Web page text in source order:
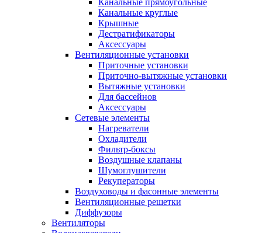
Канальные прямоугольные
Канальные круглые
Крышные
Дестратификаторы
Аксессуары
Вентиляционные установки
Приточные установки
Приточно-вытяжные установки
Вытяжные установки
Для бассейнов
Аксессуары
Сетевые элементы
Нагреватели
Охладители
Фильтр-боксы
Воздушные клапаны
Шумоглушители
Рекуператоры
Воздуховоды и фасонные элементы
Вентиляционные решетки
Диффузоры
Вентиляторы